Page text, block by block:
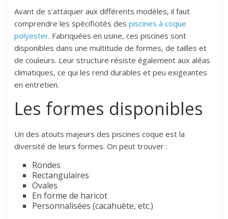
Avant de s’attaquer aux différents modèles, il faut
comprendre les spécificités despiscines à coque
polyester. Fabriquées en usine, ces piscines sont
disponibles dans une multitude de formes, de tailles et
de couleurs. Leur structure résiste également aux aléas
climatiques, ce qui les rend durables et peu exigeantes
en entretien.
Les formes disponibles
Un des atouts majeurs des piscines coque est la
diversité de leurs formes. On peut trouver :
Rondes
Rectangulaires
Ovales
En forme de haricot
Personnalisées (cacahuète, etc.)